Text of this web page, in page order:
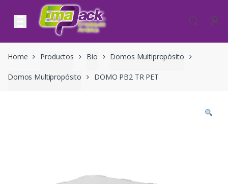
Skip to navigation
Skip to content
Home Productos Bio Domos Multipropósito
Domos Multipropósito DOMO PB2 TR PET